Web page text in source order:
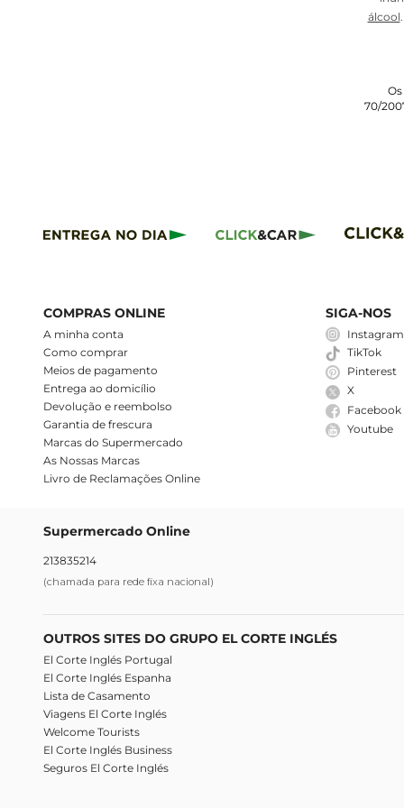
álcool
70/
COMPRAS ONLINE
A minha conta
Como comprar
Meios de pagamento
Entrega ao domicílio
Devolução e reembolso
Garantia de frescura
Marcas do Supermercado
As Nossas Marcas
Livro de Reclamações Online
SIGA-NOS
Instagram
TikTok
Pinterest
X
Facebook
Youtube
Supermercado Online
213835214
(chamada para rede fixa nacional)
OUTROS SITES DO GRUPO EL CORTE INGLÉS
El Corte Inglés Portugal
El Corte Inglés Espanha
Lista de Casamento
Viagens El Corte Inglés
Welcome Tourists
El Corte Inglés Business
Seguros El Corte Inglés